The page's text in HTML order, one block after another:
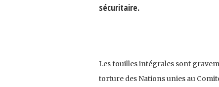
sécuritaire.
Les fouilles intégrales sont
torture des Nations unies au